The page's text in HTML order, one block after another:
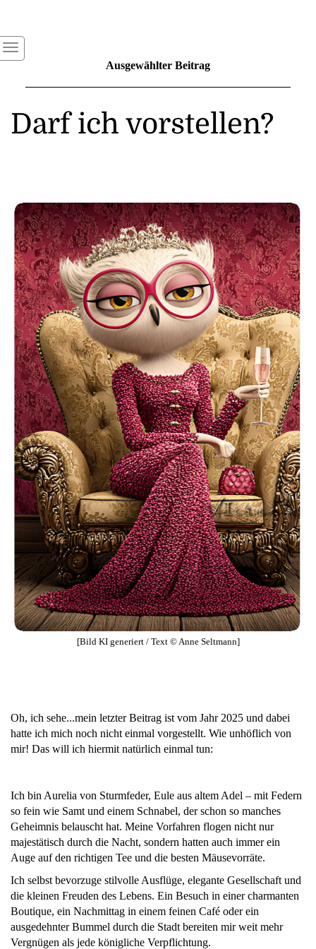
Ausgewählter Beitrag
Darf ich vorstellen?
[Bild KI generiert / Text © Anne Seltmann]
Oh, ich sehe...mein letzter Beitrag ist vom Jahr 2025 und dabei
hatte ich mich noch nicht einmal vorgestellt. Wie unhöflich von
mir! Das will ich hiermit natürlich einmal tun:
Ich bin Aurelia von Sturmfeder, Eule aus altem Adel – mit Federn
so fein wie Samt und einem Schnabel, der schon so manches
Geheimnis belauscht hat. Meine Vorfahren flogen nicht nur
majestätisch durch die Nacht, sondern hatten auch immer ein
Auge auf den richtigen Tee und die besten Mäusevorräte.
Ich selbst bevorzuge stilvolle Ausflüge, elegante Gesellschaft und
die kleinen Freuden des Lebens. Ein Besuch in einer charmanten
Boutique, ein Nachmittag in einem feinen Café oder ein
ausgedehnter Bummel durch die Stadt bereiten mir weit mehr
Vergnügen als jede königliche Verpflichtung.